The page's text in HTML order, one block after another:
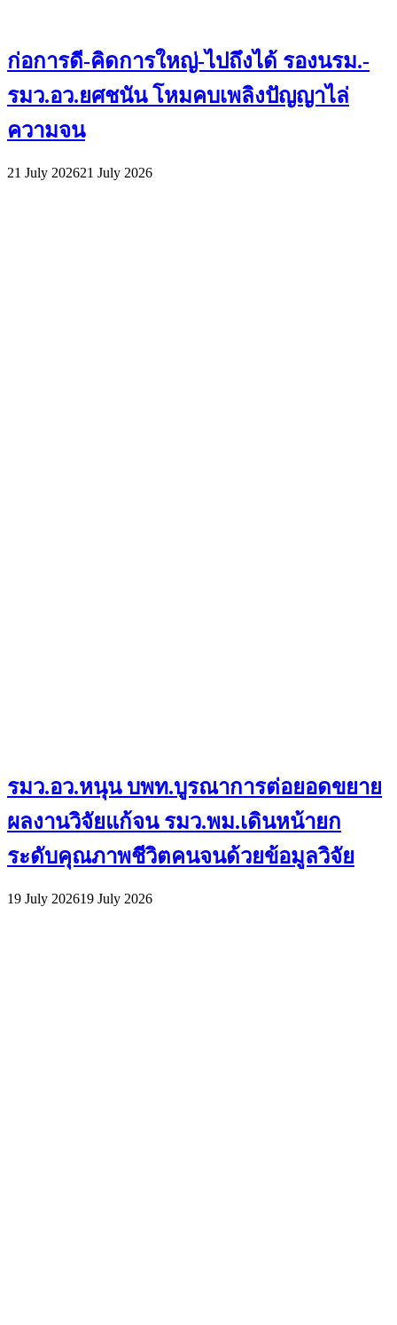
ก่อการดี-คิดการใหญ่-ไปถึงได้ รองนรม.-
รมว.อว.ยศชนัน โหมคบเพลิงปัญญาไล่
ความจน
21 July 202621 July 2026
รมว.อว.หนุน บพท.บูรณาการต่อยอดขยาย
ผลงานวิจัยแก้จน รมว.พม.เดินหน้ายก
ระดับคุณภาพชีวิตคนจนด้วยข้อมูลวิจัย
19 July 202619 July 2026